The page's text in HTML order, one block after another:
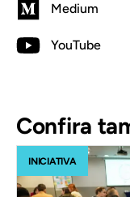
Medium
YouTube
Confira
INICIATIVA